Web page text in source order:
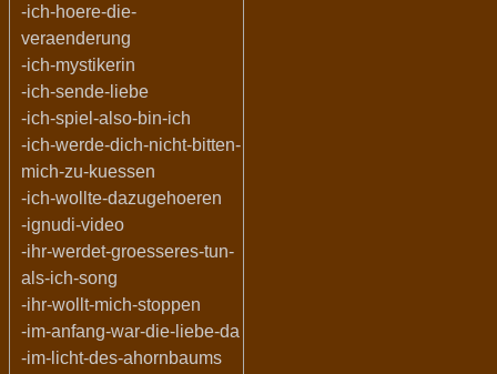
-ich-hoere-die-
veraenderung
-ich-mystikerin
-ich-sende-liebe
-ich-spiel-also-bin-ich
-ich-werde-dich-nicht-bitten-
mich-zu-kuessen
-ich-wollte-dazugehoeren
-ignudi-video
-ihr-werdet-groesseres-tun-
als-ich-song
-ihr-wollt-mich-stoppen
-im-anfang-war-die-liebe-da
-im-licht-des-ahornbaums